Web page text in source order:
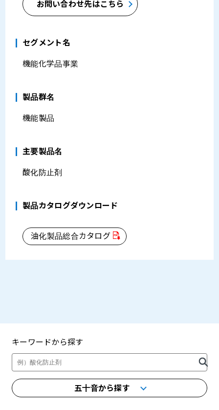
お問い合わせ先はこちら
セグメント名
機能化学品事業
製品群名
機能製品
主要製品名
酸化防止剤
製品カタログダウンロード
油化製品総合カタログ
キーワードから探す
五十音から探す